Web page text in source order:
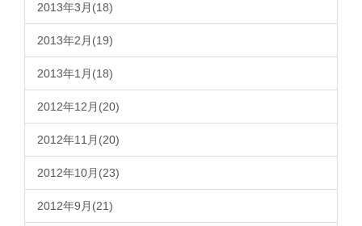
2013年3月(18)
2013年2月(19)
2013年1月(18)
2012年12月(20)
2012年11月(20)
2012年10月(23)
2012年9月(21)